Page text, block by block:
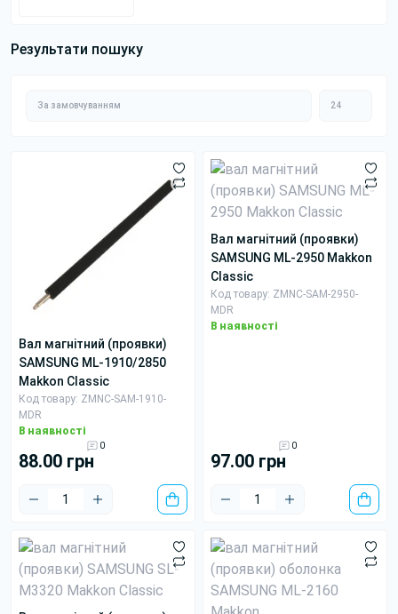
Результати пошуку
вал магнітний (проявки)
SAMSUNG ML-1910/2850
Makkon Classic
Код товару: ZMNC-SAM-1910-
MDR
В наявності
0
88.00 грн
вал магнітний (проявки)
SAMSUNG ML-2950 Makkon
Classic
Код товару: ZMNC-SAM-2950-
MDR
В наявності
0
97.00 грн